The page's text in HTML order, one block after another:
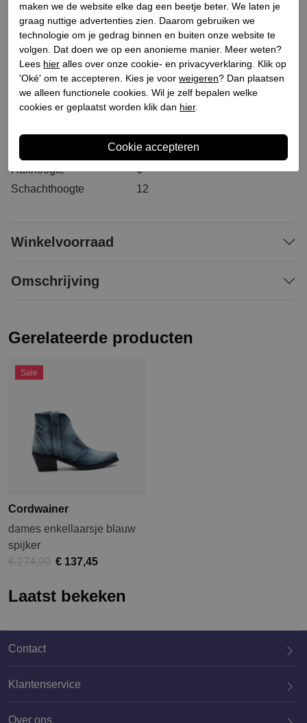
Cordwainer
Leveranciercode
251W44501C2
Categorie
Enkellaarsjes
Kleur
Goud
Bestelcode
143000039
Materiaal buitenkant
Leer
Leer
Hakhoogte
6
Schachthoogte
12
Winkelvoorraad
Omschrijving
Gerelateerde producten
Sale
Cordwainer
dames enkellaarsje blauw
spijker
€ 274,90 € 137,45
Laatst bekeken
Contact
Klantenservice
Over ons
maken we de website elke dag een beetje beter. We laten je
graag nuttige advertenties zien. Daarom gebruiken we
technologie om je gedrag binnen en buiten onze website te
volgen. Dat doen we op een anonieme manier. Meer weten?
Lees hier alles over onze cookie- en privacyverklaring. Klik op
'Oké' om te accepteren. Kies je voor weigeren? Dan plaatsen
we alleen functionele cookies. Wil je zelf bepalen welke
cookies er geplaatst worden klik dan hier.